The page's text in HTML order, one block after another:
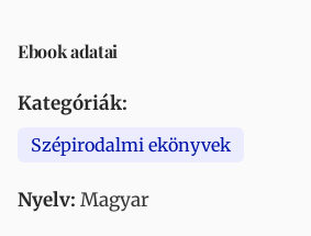
Ebook adatai
Kategóriák:
Szépirodalmi ekönyvek
Nyelv: Magyar